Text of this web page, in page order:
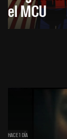
el MCU
HACE 1 DÍA